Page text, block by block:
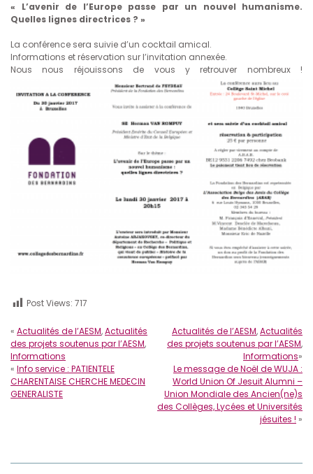
« L’avenir de l’Europe passe par un nouvel humanisme.
Quelles lignes directrices ? »
La conférence sera suivie d’un cocktail amical.
Informations et réservation sur l’invitation annexée.
Nous nous réjouissons de vous y retrouver nombreux !
Post Views: 717
« Actualités de l’AESM,Actualités
des projets soutenus par l’AESM,
Informations
« Info service : PATIENTELE
CHARENTAISE CHERCHE MEDECIN
GENERALISTE
Actualités de l’AESM,Actualités
des projets soutenus par l’AESM,
Informations»
Le message de Noël de WUJA :
World Union Of Jesuit Alumni –
Union Mondiale des Ancien(ne)s
des Collèges, Lycées et Universités
jésuites ! »